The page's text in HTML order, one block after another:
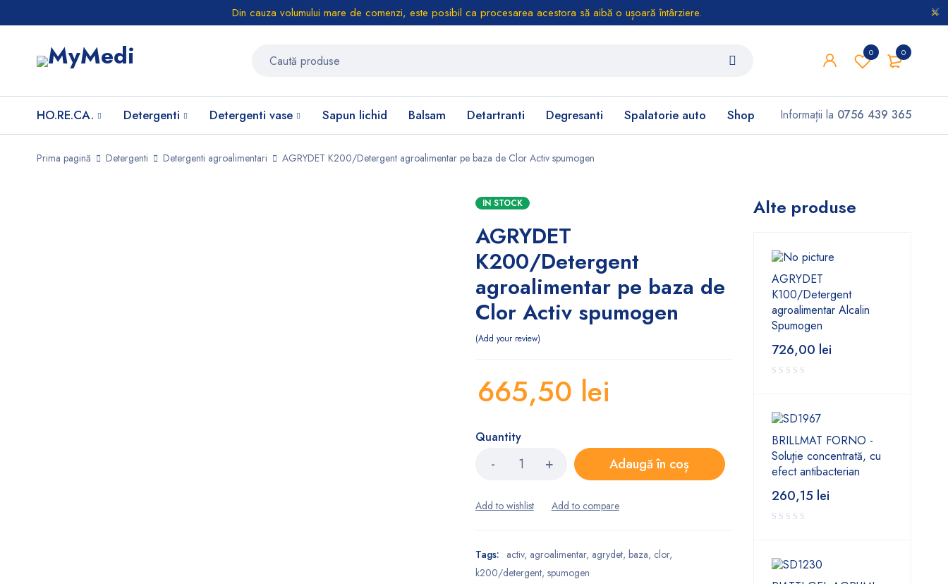
Din cauza volumului mare de comenzi, este posibil ca procesarea acestora să aibă o ușoară întârziere.
0
0
HO.RE.CA. Detergenti Detergenti vase Sapun lichid Balsam Detartranti Degresanti Spalatorie auto Shop Informații la 0756 439 365
Prima pagină Detergenti Detergenti agroalimentari AGRYDET K200/Detergent agroalimentar pe baza de Clor Activ spumogen
IN STOCK
AGRYDET
K200/Detergent
agroalimentar pe baza de
Clor Activ spumogen
Add your review
665,50 lei
Quantity
Adaugă în coș
Tags: activ, agroalimentar, agrydet, baza, clor,
k200/detergent, spumogen
Alte produse
AGRYDET
K100/Detergent
agroalimentar Alcalin
Spumogen
726,00 lei
BRILLMAT FORNO -
Soluţie concentrată, cu
efect antibacterian
260,15 lei